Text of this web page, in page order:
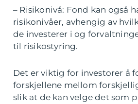
– Risikonivå: Fond kan også
risikonivåer, avhengig av
de investerer i og
til risikostyring.
Det er viktig for investorer å
forskjellene mellom
slik at de kan velge det som